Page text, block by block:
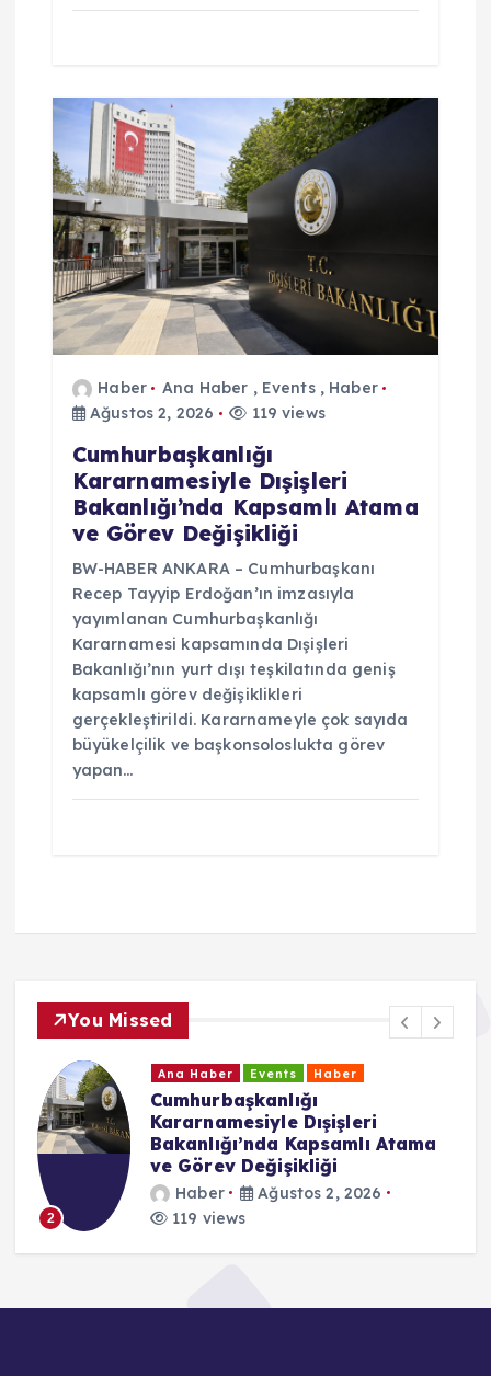
Haber Ana Haber , Events, Haber
Ağustos 2, 2026
119 views
Cumhurbaşkanlığı
Kararnamesiyle Dışişleri
Bakanlığı’nda Kapsamlı Atama
ve Görev Değişikliği
BW-HABER ANKARA – Cumhurbaşkanı
Recep Tayyip Erdoğan’ın imzasıyla
yayımlanan Cumhurbaşkanlığı
Kararnamesi kapsamında Dışişleri
Bakanlığı’nın yurt dışı teşkilatında geniş
kapsamlı görev değişiklikleri
gerçekleştirildi. Kararnameyle çok sayıda
büyükelçilik ve başkonsoloslukta görev
yapan…
You Missed
2
Ana Haber Events Haber
Cumhurbaşkanlığı
Kararnamesiyle Dışişleri
Bakanlığı’nda Kapsamlı Atama
ve Görev Değişikliği
Haber
Ağustos 2, 2026
119 views